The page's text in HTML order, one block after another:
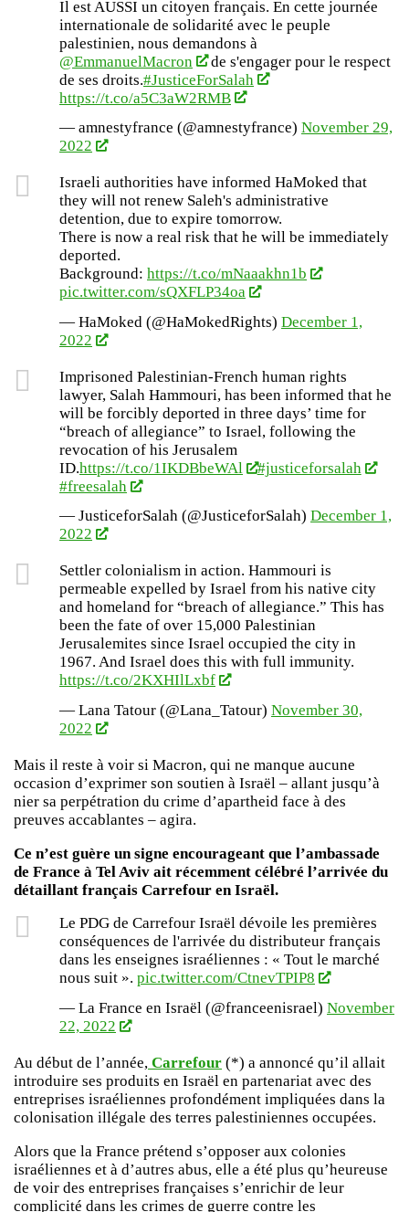
Il est AUSSI un citoyen français. En cette journée
internationale de solidarité avec le peuple
palestinien, nous demandons à
@EmmanuelMacron
de s'engager pour le respect
de ses droits.#JusticeForSalah
https://t.co/a5C3aW2RMB
— amnestyfrance (@amnestyfrance) November 29,
2022
Israeli authorities have informed HaMoked that
they will not renew Saleh's administrative
detention, due to expire tomorrow.
There is now a real risk that he will be immediately
deported.
Background: https://t.co/mNaaakhn1b
pic.twitter.com/sQXFLP34oa
— HaMoked (@HaMokedRights) December 1,
2022
Imprisoned Palestinian-French human rights
lawyer, Salah Hammouri, has been informed that he
will be forcibly deported in three days’ time for
“breach of allegiance” to Israel, following the
revocation of his Jerusalem
ID.https://t.co/1IKDBbeWAl
#justiceforsalah
#freesalah
— JusticeforSalah (@JusticeforSalah) December 1,
2022
Settler colonialism in action. Hammouri is
permeable expelled by Israel from his native city
and homeland for “breach of allegiance.” This has
been the fate of over 15,000 Palestinian
Jerusalemites since Israel occupied the city in
1967. And Israel does this with full immunity.
https://t.co/2KXHIlLxbf
— Lana Tatour (@Lana_Tatour) November 30,
2022
Mais il reste à voir si Macron, qui ne manque aucune
occasion d’exprimer son soutien à Israël – allant jusqu’à
nier sa perpétration du crime d’apartheid face à des
preuves accablantes – agira.
Ce n’est guère un signe encourageant que l’ambassade
de France à Tel Aviv ait récemment célébré l’arrivée du
détaillant français Carrefour en Israël.
Le PDG de Carrefour Israël dévoile les premières
conséquences de l'arrivée du distributeur français
dans les enseignes israéliennes : « Tout le marché
nous suit ». pic.twitter.com/CtnevTPIP8
— La France en Israël (@franceenisrael) November
22, 2022
Au début de l’année, Carrefour (*) a annoncé qu’il allait
introduire ses produits en Israël en partenariat avec des
entreprises israéliennes profondément impliquées dans la
colonisation illégale des terres palestiniennes occupées.
Alors que la France prétend s’opposer aux colonies
israéliennes et à d’autres abus, elle a été plus qu’heureuse
de voir des entreprises françaises s’enrichir de leur
complicité dans les crimes de guerre contre les